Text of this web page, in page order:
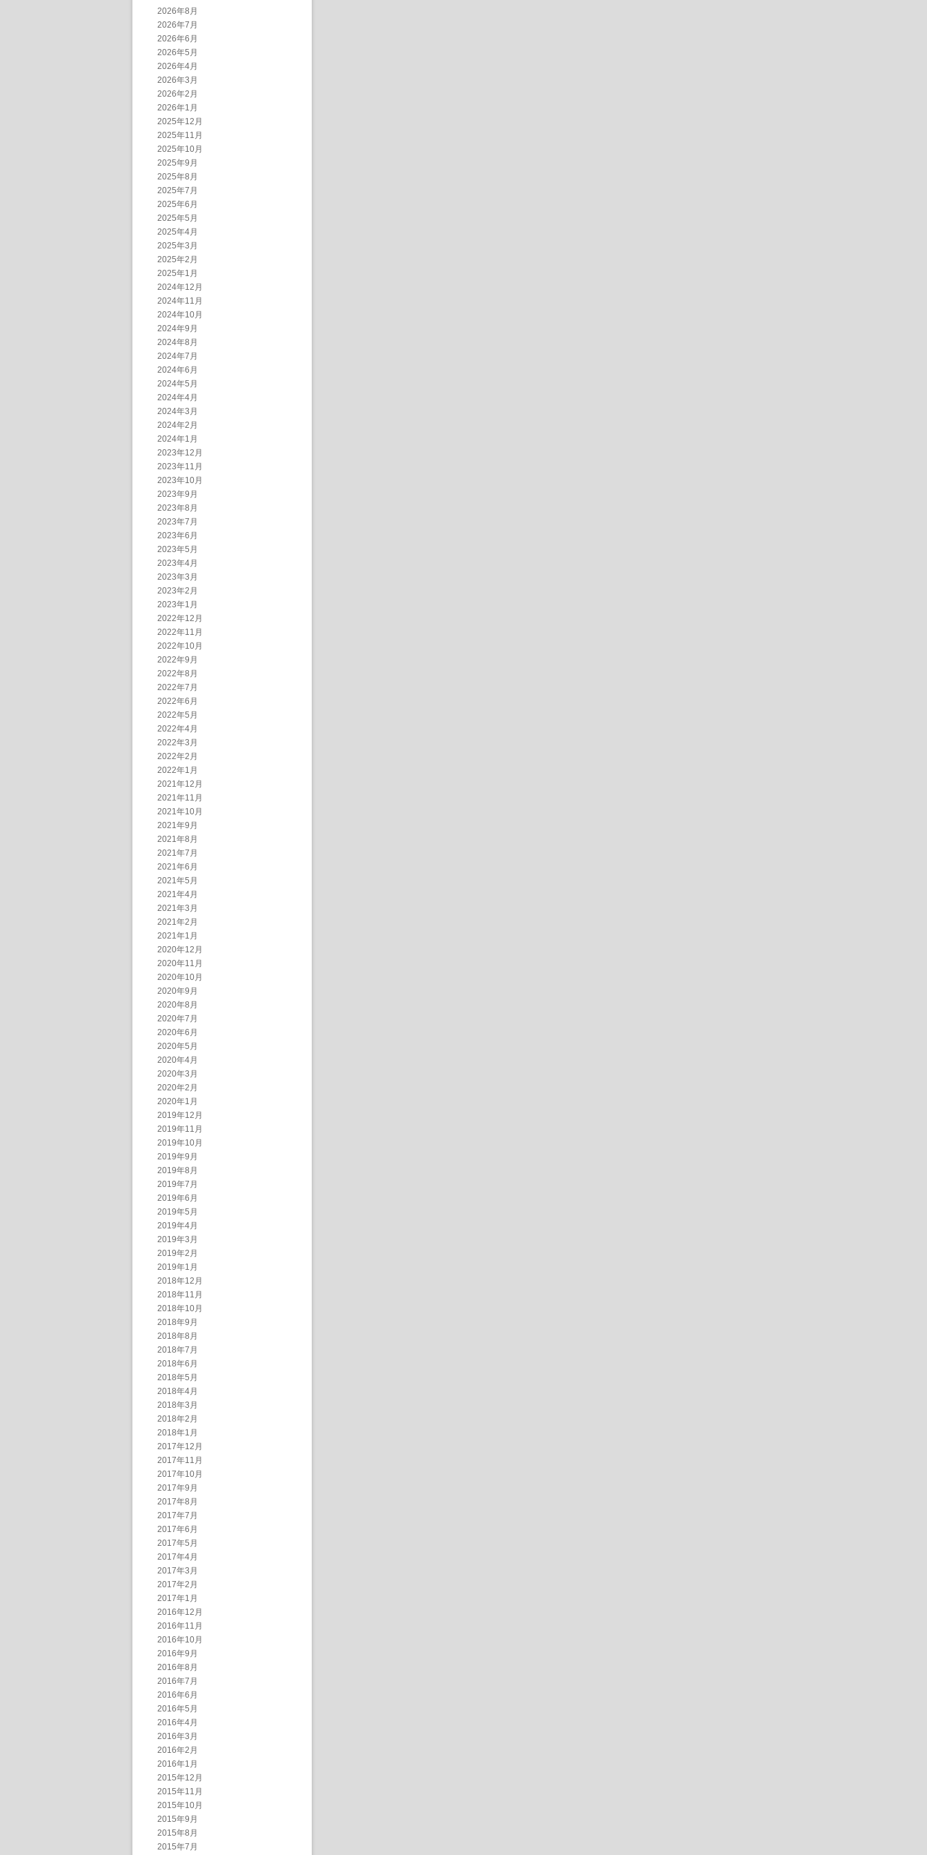
2026年8月
2026年7月
2026年6月
2026年5月
2026年4月
2026年3月
2026年2月
2026年1月
2025年12月
2025年11月
2025年10月
2025年9月
2025年8月
2025年7月
2025年6月
2025年5月
2025年4月
2025年3月
2025年2月
2025年1月
2024年12月
2024年11月
2024年10月
2024年9月
2024年8月
2024年7月
2024年6月
2024年5月
2024年4月
2024年3月
2024年2月
2024年1月
2023年12月
2023年11月
2023年10月
2023年9月
2023年8月
2023年7月
2023年6月
2023年5月
2023年4月
2023年3月
2023年2月
2023年1月
2022年12月
2022年11月
2022年10月
2022年9月
2022年8月
2022年7月
2022年6月
2022年5月
2022年4月
2022年3月
2022年2月
2022年1月
2021年12月
2021年11月
2021年10月
2021年9月
2021年8月
2021年7月
2021年6月
2021年5月
2021年4月
2021年3月
2021年2月
2021年1月
2020年12月
2020年11月
2020年10月
2020年9月
2020年8月
2020年7月
2020年6月
2020年5月
2020年4月
2020年3月
2020年2月
2020年1月
2019年12月
2019年11月
2019年10月
2019年9月
2019年8月
2019年7月
2019年6月
2019年5月
2019年4月
2019年3月
2019年2月
2019年1月
2018年12月
2018年11月
2018年10月
2018年9月
2018年8月
2018年7月
2018年6月
2018年5月
2018年4月
2018年3月
2018年2月
2018年1月
2017年12月
2017年11月
2017年10月
2017年9月
2017年8月
2017年7月
2017年6月
2017年5月
2017年4月
2017年3月
2017年2月
2017年1月
2016年12月
2016年11月
2016年10月
2016年9月
2016年8月
2016年7月
2016年6月
2016年5月
2016年4月
2016年3月
2016年2月
2016年1月
2015年12月
2015年11月
2015年10月
2015年9月
2015年8月
2015年7月